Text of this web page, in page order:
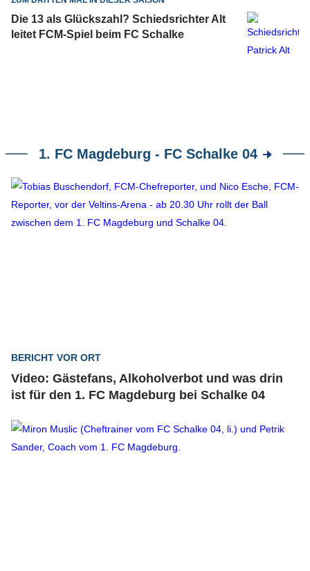
Die 13 als Glückszahl? Schiedsrichter Alt
leitet FCM-Spiel beim FC Schalke
1. FC Magdeburg - FC Schalke 04
BERICHT VOR ORT
Video: Gästefans, Alkoholverbot und was drin
ist für den 1. FC Magdeburg bei Schalke 04